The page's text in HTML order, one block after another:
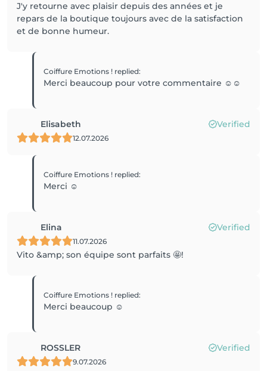
J'y retourne avec plaisir depuis des années et je
repars de la boutique toujours avec de la satisfaction
et de bonne humeur.
Coiffure Emotions ! replied:
Merci beaucoup pour votre commentaire ☺️☺️
Elisabeth Verified
12.07.2026
Coiffure Emotions ! replied:
Merci ☺️
Elina Verified
11.07.2026
Vito &amp; son équipe sont parfaits 🤩!
Coiffure Emotions ! replied:
Merci beaucoup ☺️
ROSSLER Verified
9.07.2026